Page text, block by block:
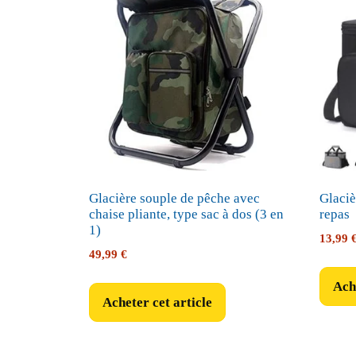
Glacière souple de pêche avec
chaise pliante, type sac à dos (3 en
1)
49,99 €
Acheter cet article
repas
13,99